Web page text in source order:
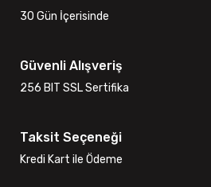
30 Gün İçerisinde
Güvenli Alışveriş
256 BIT SSL Sertifika
Taksit Seçeneği
Kredi Kart ile Ödeme